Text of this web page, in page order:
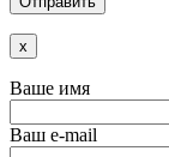
x
Ваше имя
Ваш e-mail